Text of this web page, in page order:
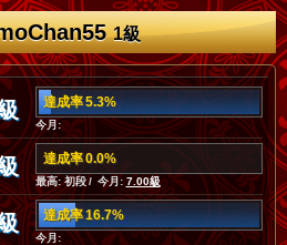
1級
達成率 5.3%
今月:
達成率 0.0%
最高: 初段 / 今月:7.00級
達成率 16.7%
今月: